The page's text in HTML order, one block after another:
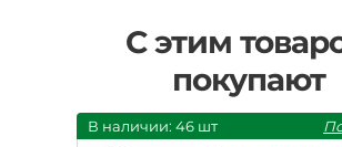
С этим
покупают
В наличии: 46 шт